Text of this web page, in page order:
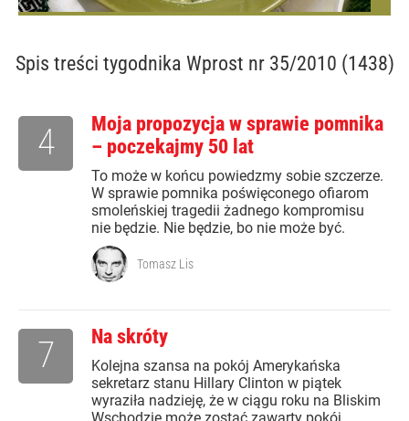
Spis treści tygodnika Wprost nr 35/2010 (1438)
Moja propozycja w sprawie pomnika
– poczekajmy 50 lat
To może w końcu powiedzmy sobie szczerze.
W sprawie pomnika poświęconego ofiarom
smoleńskiej tragedii żadnego kompromisu
nie będzie. Nie będzie, bo nie może być.
4
Tomasz Lis
Na skróty
Kolejna szansa na pokój Amerykańska
sekretarz stanu Hillary Clinton w piątek
wyraziła nadzieję, że w ciągu roku na Bliskim
7